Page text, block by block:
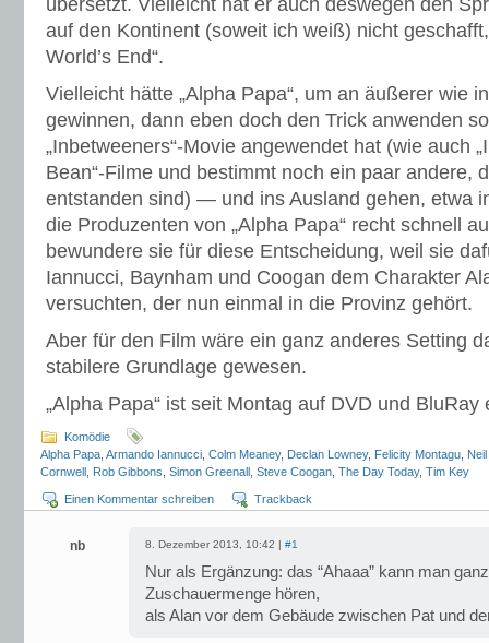
übersetzt. Vielleicht hat er auch deswegen den
auf den Kontinent (soweit ich weiß) nicht
World’s End“.
Vielleicht hätte „Alpha Papa“, um an äußerer wie
gewinnen, dann eben doch den Trick anwenden
„Inbetweeners“-Movie angewendet hat (wie auch
Bean“-Filme und bestimmt noch ein paar andere,
entstanden sind) — und ins Ausland gehen, etwa
die Produzenten von „Alpha Papa“ recht schnell
bewundere sie für diese Entscheidung, weil sie
Iannucci, Baynham und Coogan dem Charakter
versuchten, der nun einmal in die Provinz gehört.
Aber für den Film wäre ein ganz anderes Setting
stabilere Grundlage gewesen.
„Alpha Papa“ ist seit Montag auf DVD und BluRay
Komödie
Alpha Papa Armando Iannucci Colm Meaney, Declan Lowney, Felicity Montagu
Cornwell Rob Gibbons Simon Greenall Steve Coogan The Day Today, Tim Key
Einen Kommentar schreiben Trackback
nb 8. Dezember 2013, 10:42 | #1
Nur als Ergänzung: das “Ahaaa” kann man
Zuschauermenge hören,
als Alan vor dem Gebäude zwischen Pat und